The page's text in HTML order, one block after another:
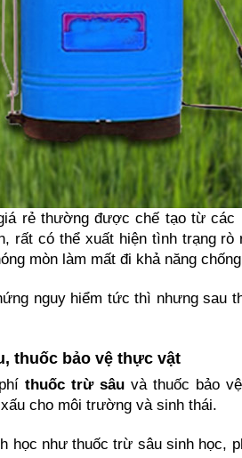
rẻ thường được chế tạo từ
rất có thể xuất hiện tình trạng
mòn làm mất đi khả năng
nguy hiểm tức thì nhưng sau
thuốc bảo vệ thực vật
thuốc trừ sâu và thuốc bảo
cho môi trường và sinh thái.
học như thuốc trừ sâu sinh học,